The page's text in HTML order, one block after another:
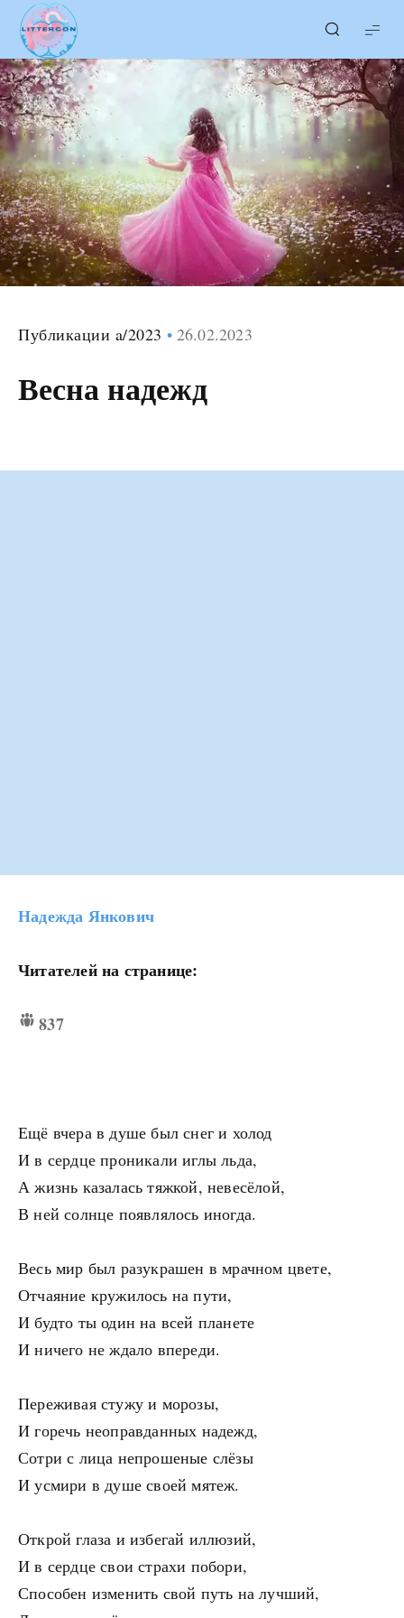
LITTERcon
Публикации a/2023 26.02.2023
Весна надежд
Надежда Янкович
Читателей на странице:
837
Ещё вчера в душе был снег и холод
И в сердце проникали иглы льда,
А жизнь казалась тяжкой, невесёлой,
В ней солнце появлялось иногда.
Весь мир был разукрашен в мрачном цвете,
Отчаяние кружилось на пути,
И будто ты один на всей планете
И ничего не ждало впереди.
Переживая стужу и морозы,
И горечь неоправданных надежд,
Сотри с лица непрошеные слёзы
И усмири в душе своей мятеж.
Открой глаза и избегай иллюзий,
И в сердце свои страхи побори,
Способен изменить свой путь на лучший,